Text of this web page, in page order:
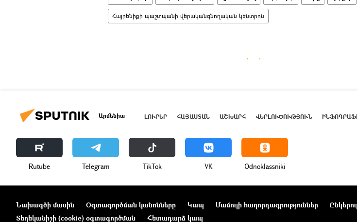
Հայրենիքի պաշտպանի վերականգնողական կենտրոն
Արմենիա ԼՈՒՐԵՐ ՀԱՅԱՍՏԱՆ ԱՇԽԱՐՀ ՎԵՐԼՈՒԾՈՒԹՅՈՒՆ
Rutube Telegram ТikТоk VK Odnoklassniki
Նախագծի մասին Օգտագործման կանոնները Կապ Մամուլի հաղորդագրություններ
Տեղեկանիշի (cookie) օգտագործման
Հետադարձ կապ